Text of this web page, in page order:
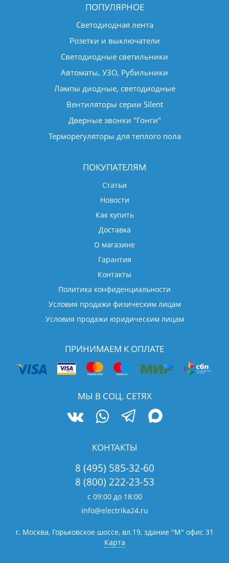
ПОПУЛЯРНОЕ
Светодиодная лента
Розетки и выключатели
Светодиодные светильники
Автоматы, УЗО, Рубильники
Лампы диодные, светодиодные
Вентиляторы серии Silent
Дверные звонки "Гонги"
Терморегуляторы для теплого пола
ПОКУПАТЕЛЯМ
Статьи
Новости
Как купить
Доставка
О магазине
Гарантия
Контакты
Политика конфиденциальности
Условия продажи физическим лицам
Условия продажи юридическим лицам
ПРИНИМАЕМ К ОПЛАТЕ
МЫ В СОЦ. СЕТЯХ
КОНТАКТЫ
8 (495) 585-32-60
8 (800) 222-23-53
с 09:00 до 18:00
info@electrika24.ru
г. Москва, Горьковское шоссе, вл.19, здание "М" офис 31
Карта